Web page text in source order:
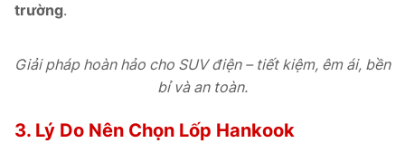
trường.
Giải pháp hoàn hảo cho SUV điện – tiết kiệm, êm ái, bền
bỉ và an toàn.
3. Lý Do Nên Chọn Lốp Hankook